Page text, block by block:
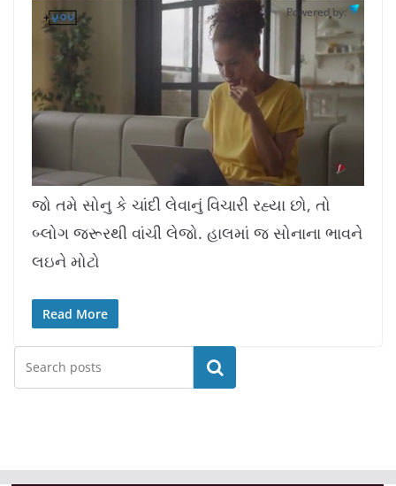
Powered by:
n
m
u
t
o
d
e
:
1
જો તમે સોનુ કે ચાંદી લેવાનું વિચારી રહ્યા છો, તો
બ્લોગ જરૂરથી વાંચી લેજો. હાલમાં જ સોનાના ભાવને
લઇને મોટો
Read More
Search